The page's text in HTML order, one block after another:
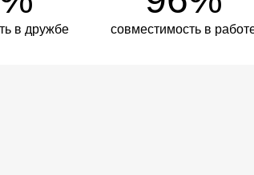
в дружбе совместимость в